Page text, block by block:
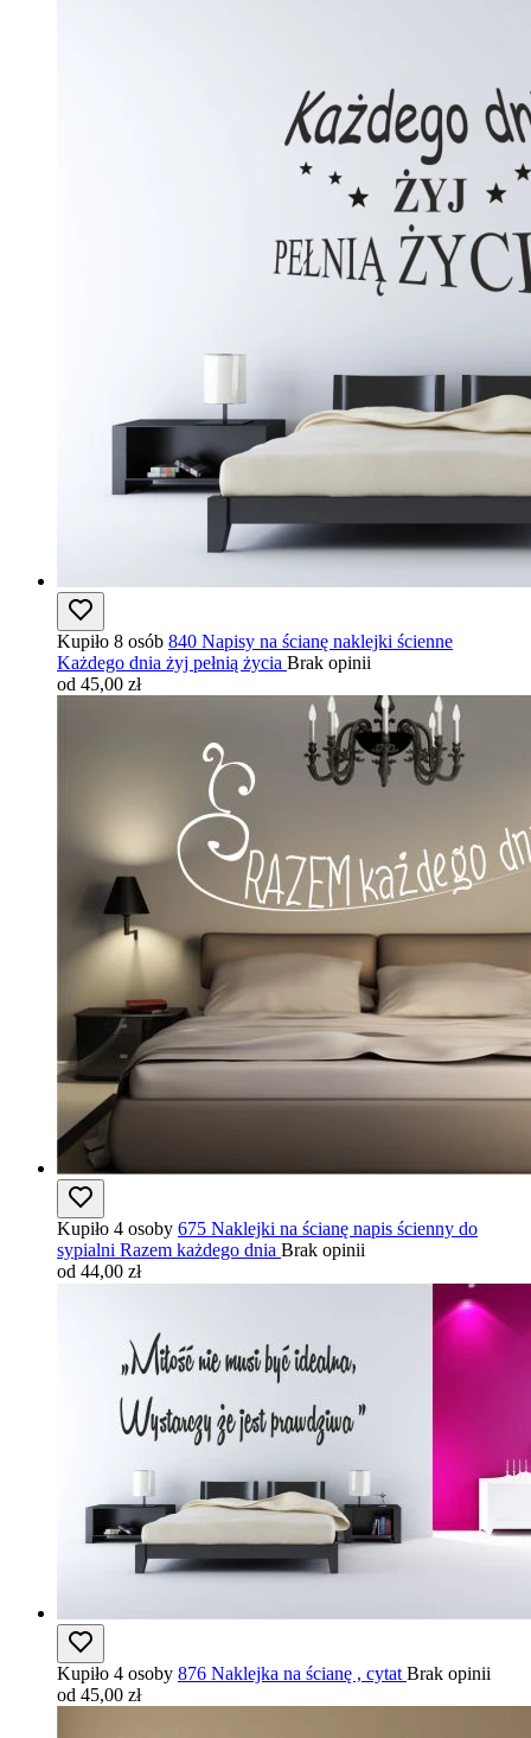
Kupiło 8 osób 840 Napisy na ścianę naklejki ścienne
Każdego dnia żyj pełnią życia Brak opinii
od 45,00 zł
Kupiło 4 osoby 675 Naklejki na ścianę napis ścienny do
sypialni Razem każdego dnia Brak opinii
od 44,00 zł
Kupiło 4 osoby 876 Naklejka na ścianę , cytat Brak opinii
od 45,00 zł